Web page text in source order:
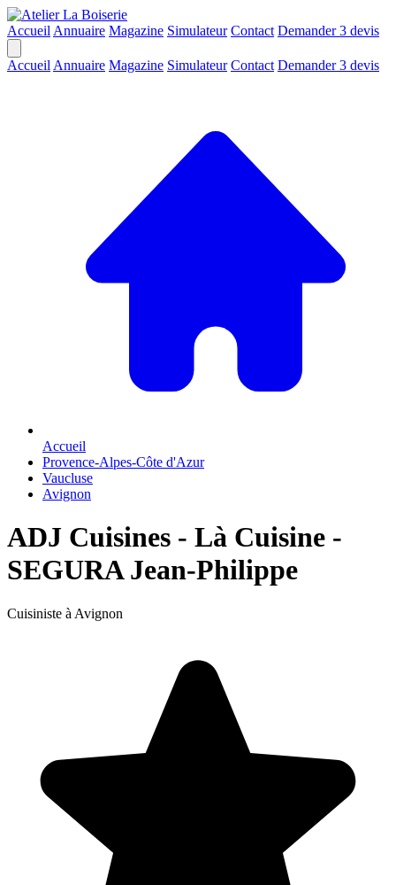
Accueil Annuaire Magazine Simulateur Contact Demander 3 devis
Accueil Annuaire Magazine Simulateur Contact Demander 3 devis
Accueil
Provence-Alpes-Côte d'Azur
Vaucluse
Avignon
ADJ Cuisines - Là Cuisine -
SEGURA Jean-Philippe
Cuisiniste à Avignon